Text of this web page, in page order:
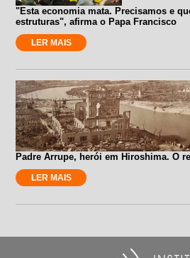
"Esta economia mata. Precisamos e
estruturas", afirma o Papa Francisco
LER MAIS
Padre Arrupe, herói em Hiroshima. O
LER MAIS